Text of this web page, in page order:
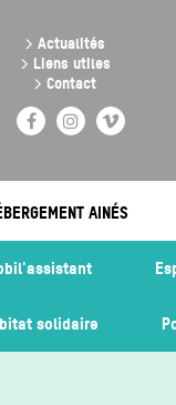
> Actualités
> Liens utiles
> Contact
FacebookInstagram
Vimeo
AINÉS
solidaire